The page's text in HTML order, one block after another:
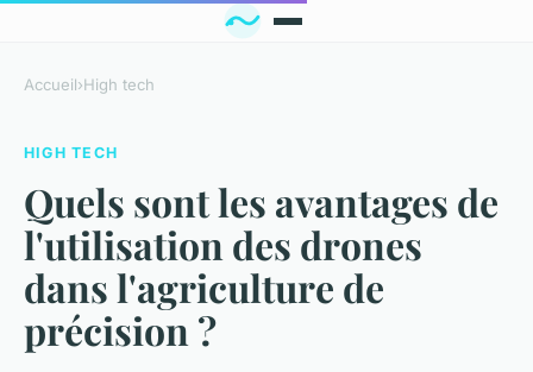
Accueil›High tech
HIGH TECH
Quels sont les avantages de
l'utilisation des drones
dans l'agriculture de
précision ?